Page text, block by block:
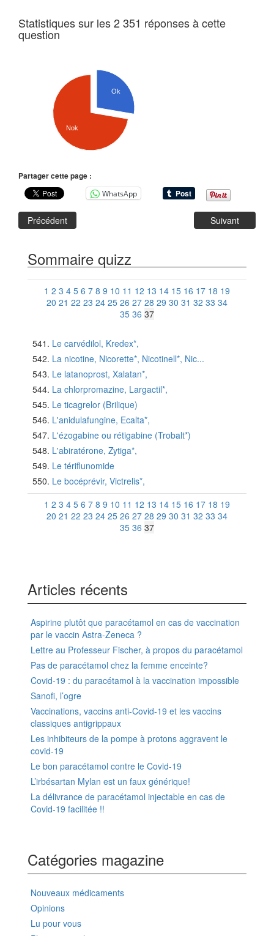
Statistiques sur les 2 351 réponses à cette
question
Ok
Nok
Partager cette page :
WhatsApp
Précédent Suivant
Sommaire quizz
1 2 3 4 5 6 7 8 9 10 11 12 13 14 15 16 17 18 19
20 21 22 23 24 25 26 27 28 29 30 31 32 33 34
35 36 37
Le carvédilol, Kredex*,
La nicotine, Nicorette*, Nicotinell*, Nic...
Le latanoprost, Xalatan*,
La chlorpromazine, Largactil*,
Le ticagrelor (Brilique)
L'anidulafungine, Ecalta*,
L'ézogabine ou rétigabine (Trobalt*)
L'abiratérone, Zytiga*,
Le tériflunomide
Le bocéprévir, Victrelis*,
1 2 3 4 5 6 7 8 9 10 11 12 13 14 15 16 17 18 19
20 21 22 23 24 25 26 27 28 29 30 31 32 33 34
35 36 37
Articles récents
Aspirine plutôt que paracétamol en cas de vaccination
par le vaccin Astra-Zeneca ?
Lettre au Professeur Fischer, à propos du paracétamol
Pas de paracétamol chez la femme enceinte?
Covid-19 : du paracétamol à la vaccination impossible
Sanofi, l’ogre
Vaccinations, vaccins anti-Covid-19 et les vaccins
classiques antigrippaux
Les inhibiteurs de la pompe à protons aggravent le
covid-19
Le bon paracétamol contre le Covid-19
L’irbésartan Mylan est un faux générique!
La délivrance de paracétamol injectable en cas de
Covid-19 facilitée !!
Catégories magazine
Nouveaux médicaments
Opinions
Lu pour vous